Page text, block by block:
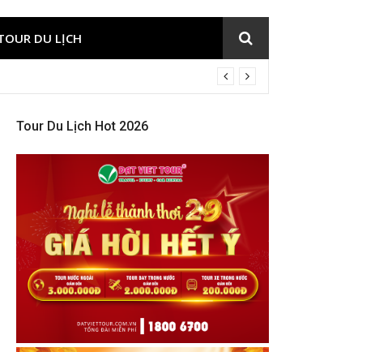
DU LỊCH
Tour Du Lịch Hot 2026